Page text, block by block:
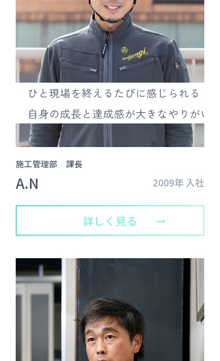
ひと現場を終えるたびに感じられる
自身の成長と達成感が大きなやりがい
施工管理部 課長
A.N 2009年 入社
詳しく見る